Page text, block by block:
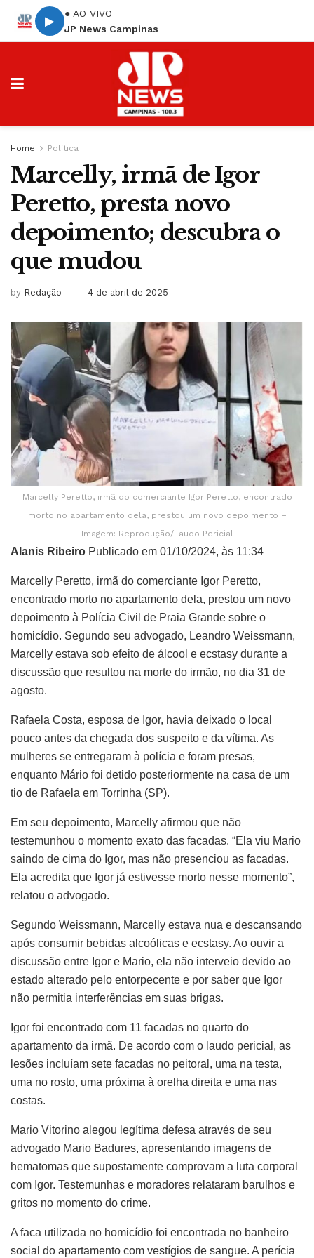
▶
● AO VIVO
JP News Campinas
Home Política
Marcelly, irmã de Igor
Peretto, presta novo
depoimento; descubra o
que mudou
by Redação 4 de abril de 2025
Marcelly Peretto, irmã do comerciante Igor Peretto, encontrado
morto no apartamento dela, prestou um novo depoimento –
Imagem: Reprodução/Laudo Pericial
Alanis Ribeiro Publicado em 01/10/2024, às 11:34
Marcelly Peretto, irmã do comerciante Igor Peretto,
encontrado morto no apartamento dela, prestou um novo
depoimento à Polícia Civil de Praia Grande sobre o
homicídio. Segundo seu advogado, Leandro Weissmann,
Marcelly estava sob efeito de álcool e ecstasy durante a
discussão que resultou na morte do irmão, no dia 31 de
agosto.
Rafaela Costa, esposa de Igor, havia deixado o local
pouco antes da chegada dos suspeito e da vítima. As
mulheres se entregaram à polícia e foram presas,
enquanto Mário foi detido posteriormente na casa de um
tio de Rafaela em Torrinha (SP).
Em seu depoimento, Marcelly afirmou que não
testemunhou o momento exato das facadas. “Ela viu Mario
saindo de cima do Igor, mas não presenciou as facadas.
Ela acredita que Igor já estivesse morto nesse momento”,
relatou o advogado.
Segundo Weissmann, Marcelly estava nua e descansando
após consumir bebidas alcoólicas e ecstasy. Ao ouvir a
discussão entre Igor e Mario, ela não interveio devido ao
estado alterado pelo entorpecente e por saber que Igor
não permitia interferências em suas brigas.
Igor foi encontrado com 11 facadas no quarto do
apartamento da irmã. De acordo com o laudo pericial, as
lesões incluíam sete facadas no peitoral, uma na testa,
uma no rosto, uma próxima à orelha direita e uma nas
costas.
Mario Vitorino alegou legítima defesa através de seu
advogado Mario Badures, apresentando imagens de
hematomas que supostamente comprovam a luta corporal
com Igor. Testemunhas e moradores relataram barulhos e
gritos no momento do crime.
A faca utilizada no homicídio foi encontrada no banheiro
social do apartamento com vestígios de sangue. A perícia